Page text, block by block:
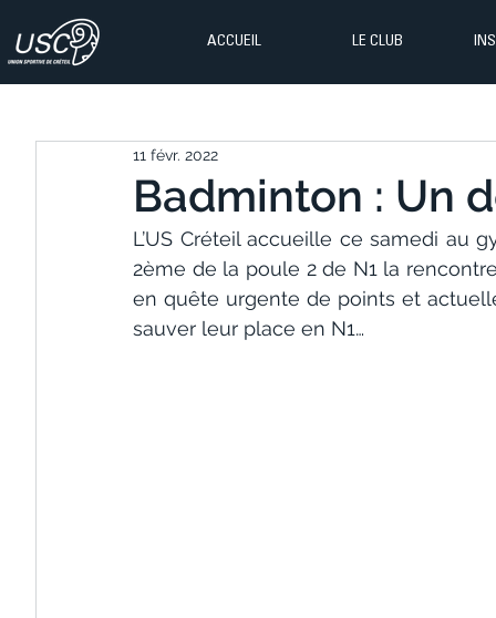
ACCUEIL LE CLUB
Badminton : Un
11 févr. 2022
L’US Créteil accueille ce samedi au
2ème de la poule 2 de N1 la
en quête urgente de points et
sauver leur place en N1…